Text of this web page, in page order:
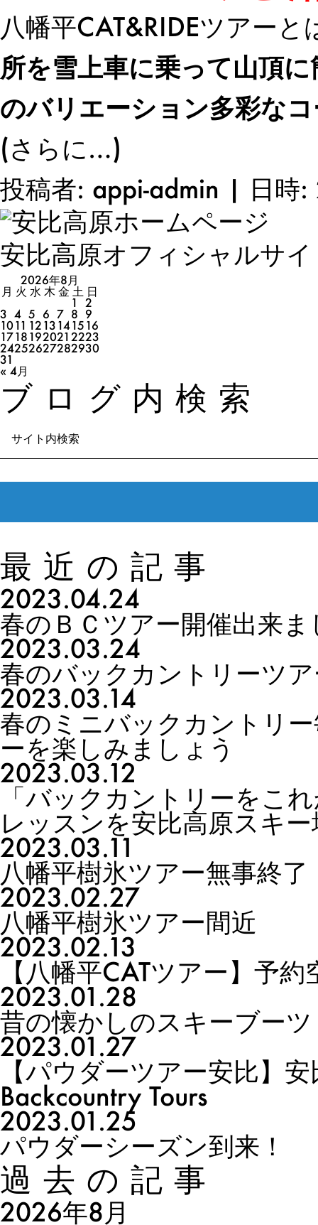
八幡平CAT&RIDEツアーと
所を雪上車に乗って山頂
のバリエーション多彩な
(さらに…)
投稿者: appi-admin | 日時:
安比高原オフィシャルサ
2026年8月
月 火 水 木 金 土 日
« 4月
1 2
3 4 5 6 7 8 9
1011 1213141516
17181920212223
24252627282930
31
ブログ内検索
最近の記事
2023.04.24
春のＢＣツアー開催出来ま
2023.03.24
春のバックカントリーツ
2023.03.14
春のミニバックカントリ
ーを楽しみましょう
2023.03.12
「バックカントリーをこ
レッスンを安比高原スキ
2023.03.11
八幡平樹氷ツアー無事終了
2023.02.27
八幡平樹氷ツアー間近
2023.02.13
【八幡平CATツアー】予
2023.01.28
昔の懐かしのスキーブーツ
2023.01.27
【パウダーツアー安比】
Backcountry Tours
2023.01.25
パウダーシーズン到来！
過去の記事
2026年8月